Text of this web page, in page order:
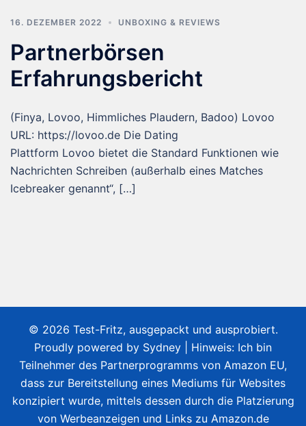
16. DEZEMBER 2022 UNBOXING & REVIEWS
Partnerbörsen
Erfahrungsbericht
(Finya, Lovoo, Himmliches Plaudern, Badoo) Lovoo
URL: https://lovoo.de Die Dating
Plattform Lovoo bietet die Standard Funktionen wie
Nachrichten Schreiben (außerhalb eines Matches
Icebreaker genannt“, […]
© 2026 Test-Fritz, ausgepackt und ausprobiert.
Proudly powered by Sydney | Hinweis: Ich bin
Teilnehmer des Partnerprogramms von Amazon EU,
dass zur Bereitstellung eines Mediums für Websites
konzipiert wurde, mittels dessen durch die Platzierung
von Werbeanzeigen und Links zu Amazon.de